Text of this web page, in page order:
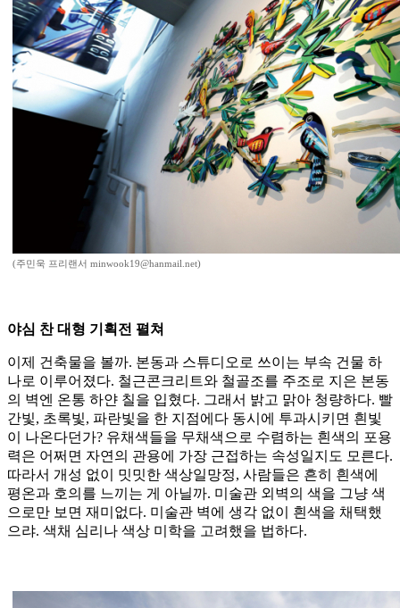
(주민욱 프리랜서 minwook19@hanmail.net)
야심 찬 대형 기획전 펼쳐
이제 건축물을 볼까. 본동과 스튜디오로 쓰이는 부속 건물 하
나로 이루어졌다. 철근콘크리트와 철골조를 주조로 지은 본동
의 벽엔 온통 하얀 칠을 입혔다. 그래서 밝고 맑아 청량하다. 빨
간빛, 초록빛, 파란빛을 한 지점에다 동시에 투과시키면 흰빛
이 나온다던가? 유채색들을 무채색으로 수렴하는 흰색의 포용
력은 어쩌면 자연의 관용에 가장 근접하는 속성일지도 모른다.
따라서 개성 없이 밋밋한 색상일망정, 사람들은 흔히 흰색에
평온과 호의를 느끼는 게 아닐까. 미술관 외벽의 색을 그냥 색
으로만 보면 재미없다. 미술관 벽에 생각 없이 흰색을 채택했
으랴. 색채 심리나 색상 미학을 고려했을 법하다.